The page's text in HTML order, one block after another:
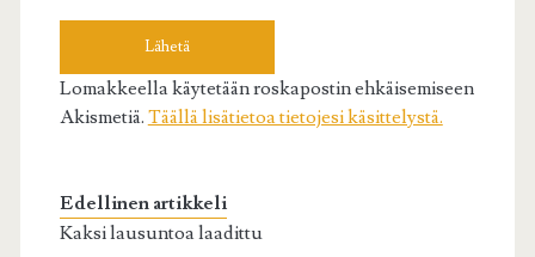
Lomakkeella käytetään roskapostin ehkäisemiseen
Akismetiä. Täällä lisätietoa tietojesi käsittelystä.
Edellinen artikkeli
Kaksi lausuntoa laadittu